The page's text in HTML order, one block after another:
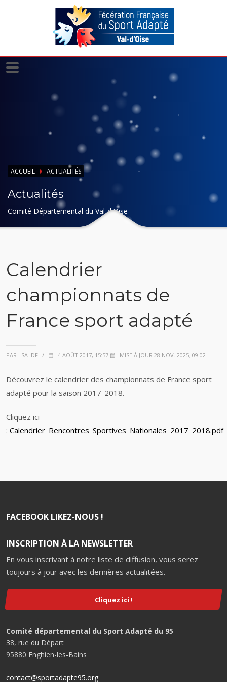
ACCUEIL ACTUALITÉS
Actualités
Comité Départemental du Val-d'Oise
Calendrier
championnats de
France sport adapté
PAR LSA IDF / 4 AOÛT 2017, 15:57 MISE À JOUR 28 NOV. 2025, 09:02
Découvrez le calendrier des championnats de France sport
adapté pour la saison 2017-2018.
Cliquez ici
: Calendrier_Rencontres_Sportives_Nationales_2017_2018.pdf
FACEBOOK LIKEZ-NOUS !
INSCRIPTION À LA NEWSLETTER
En vous inscrivant à notre liste de diffusion, vous serez
toujours à jour avec les dernières actualitées.
Cliquez ici !
Comité départemental du Sport Adapté du 95
38, rue du Départ
95880 Enghien-les-Bains
contact@sportadapte95.org
Panneau de gestion des cookies